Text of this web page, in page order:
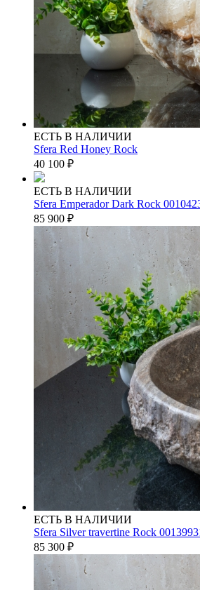
ЕСТЬ В НАЛИЧИИ
Sfera Red Honey Rock
40 100 ₽
ЕСТЬ В НАЛИЧИИ
Sfera Emperador Dark Rock
85 900 ₽
ЕСТЬ В НАЛИЧИИ
Sfera Silver travertine Rock
85 300 ₽